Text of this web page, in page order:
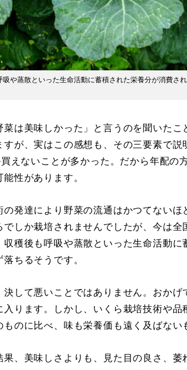
や蒸散といった生命活動に蓄積された栄養分が消費さ
は美味しかった」と言うのを聞いたこ
すが、実はこの感想も、その三要素で
買えないことが多かった。だから年配の
性があります。
発達により野菜の流通はかつてないほ
でしか栽培されませんでしたが、今は全
収穫後も呼吸や蒸散といった生命活動に
ちるそうです。
して悪いことではありません。おかげ
入ります。しかし、いくら栽培技術や品
のに比べ、味も栄養価も遠く及ばない
、美味しさよりも、見た目の良さ、萎